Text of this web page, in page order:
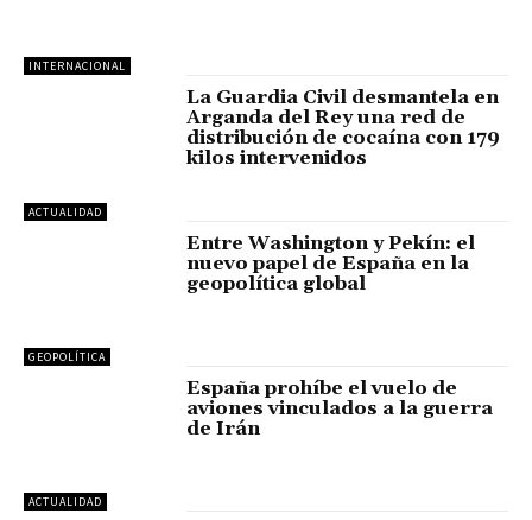
INTERNACIONAL
ACTUALIDAD
La Guardia Civil desmantela en
Arganda del Rey una red de
distribución de cocaína con 179
kilos intervenidos
GEOPOLÍTICA
Entre Washington y Pekín: el
nuevo papel de España en la
geopolítica global
ACTUALIDAD
España prohíbe el vuelo de
aviones vinculados a la guerra
de Irán